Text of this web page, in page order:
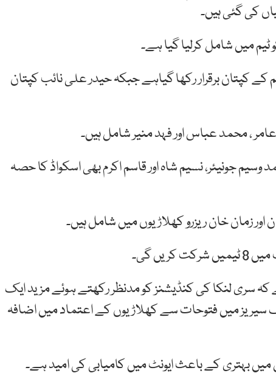
ٹیم میں شامل کرلیا گیا ہے۔
روحیل نذیر کو قومی انڈر 19 کرکٹ ٹیم کے کپتان برقرار رکھا گیاہے جبکہ حیدر علی نائب کپتان
عامر ، محمد عباس اور فہد منیر شامل ہیں۔
جونیئر، نسیم شاہ اور قاسم اکرم بھی اسکواڈ کا حصہ
زمان خان ریزرو کھلاڑیوں میں شامل ہیں۔
سری لنکا کی کنڈیشنز کو مدنظر رکھتے ہوئے مزید ایک
سیریز میں فتوحات سے کھلاڑیوں کے اعتماد میں اضافہ
میں بہتری کے باعث ایونٹ میں کامیابی کی امید ہے۔